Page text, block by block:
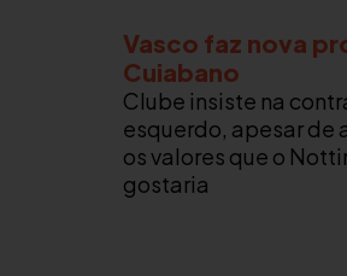
Vasco faz nova
Cuiabano
Clube insiste na
esquerdo, apesar de
os valores que o
gostaria